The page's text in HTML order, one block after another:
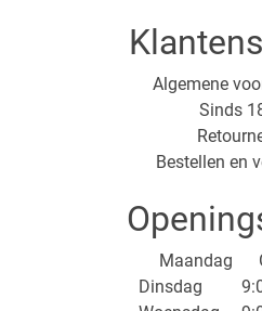
Algemene
Sinds
Bestellen en
Maandag
Dinsdag